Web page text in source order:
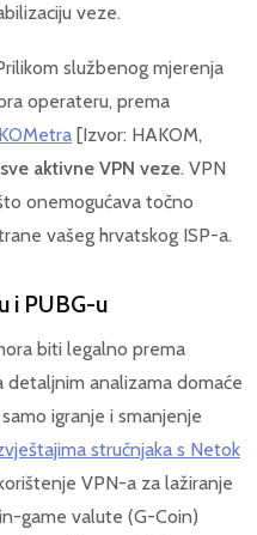
veze.
službenog mjerenja
operateru, prema
[Izvor: HAKOM,
aktivne VPN veze. VPN
onemogućava točno
vašeg hrvatskog ISP-a.
i PUBG-u
biti legalno prema
detaljnim analizama domaće
igranje i smanjenje
stručnjaka s Netok
VPN-a za lažiranje
game valute (G-Coin)